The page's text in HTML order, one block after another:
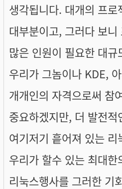
생각됩니다. 대개의 프
대부분이고, 그러다 보
많은 인원이 필요한 대
우리가 그놈이나 KDE,
개개인의 자격으로써 참
중요하겠지만, 더 발전
여기저기 흩어져 있는
우리가 할수 있는 최대
리눅스행사를 그러한 기